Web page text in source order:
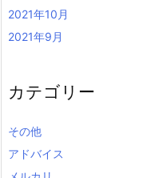
2021年10月
2021年9月
カテゴリー
その他
アドバイス